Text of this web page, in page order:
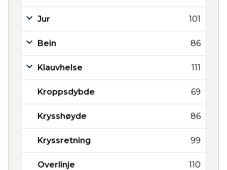
Jur 101
Bein 86
Klauvhelse 111
Kroppsdybde 69
Krysshøyde 86
Kryssretning 99
Overlinje 110